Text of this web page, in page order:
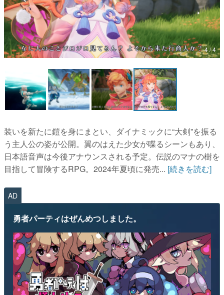
カテゴリ
特集記事
マンガ
アプリレビュー
その他
電ファミニコゲーマーとは？
運営：株式会社マレ
4 / 4
装いを新たに鎧を身にまとい、ダイナミックに“大剣”を振る
う主人公の姿が公開。翼のはえた少女が喋るシーンもあり、
日本語音声は今後アナウンスされる予定。伝説のマナの樹を
目指して冒険するRPG。2024年夏頃に発売... [続きを読む]
AD
勇者パーティはぜんめつしました。